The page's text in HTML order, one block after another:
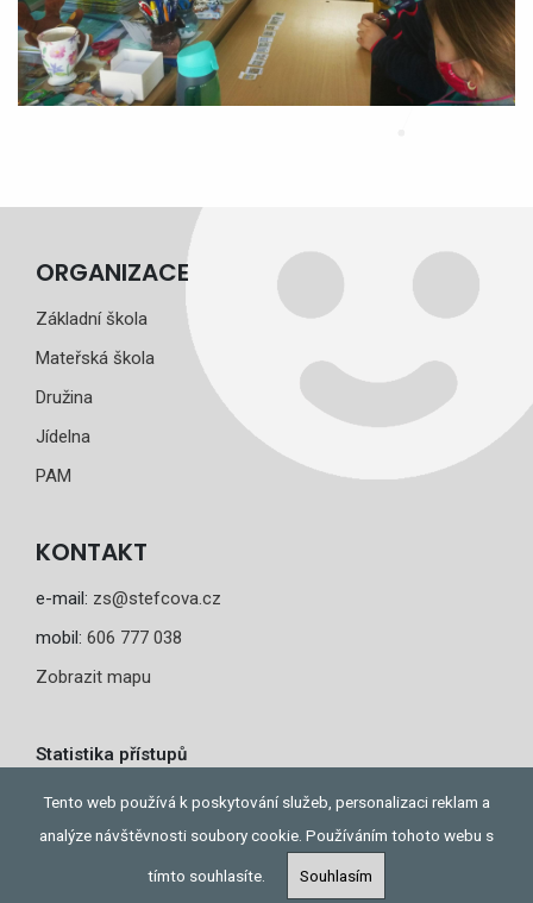
ORGANIZACE
Základní škola
Mateřská škola
Družina
Jídelna
PAM
KONTAKT
e-mail: zs@stefcova.cz
mobil: 606 777 038
Zobrazit mapu
Statistika přístupů
Dnes: 1
Celkem: 277
Tento web používá k poskytování služeb, personalizaci reklam a
analýze návštěvnosti soubory cookie. Používáním tohoto webu s
tímto souhlasíte. Souhlasím